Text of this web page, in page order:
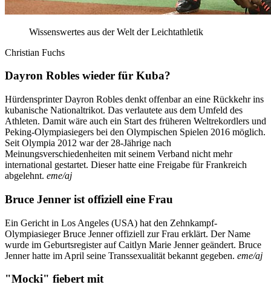
Wissenswertes aus der Welt der Leichtathletik
Christian Fuchs
Dayron Robles wieder für Kuba?
Hürdensprinter Dayron Robles denkt offenbar an eine Rückkehr ins
kubanische Nationaltrikot. Das verlautete aus dem Umfeld des
Athleten. Damit wäre auch ein Start des früheren Weltrekordlers und
Peking-Olympiasiegers bei den Olympischen Spielen 2016 möglich.
Seit Olympia 2012 war der 28-Jährige nach
Meinungsverschiedenheiten mit seinem Verband nicht mehr
international gestartet. Dieser hatte eine Freigabe für Frankreich
abgelehnt. eme/aj
Bruce Jenner ist offiziell eine Frau
Ein Gericht in Los Angeles (USA) hat den Zehnkampf-
Olympiasieger Bruce Jenner offiziell zur Frau erklärt. Der Name
wurde im Geburtsregister auf Caitlyn Marie Jenner geändert. Bruce
Jenner hatte im April seine Transsexualität bekannt gegeben. eme/aj
"Mocki" fiebert mit